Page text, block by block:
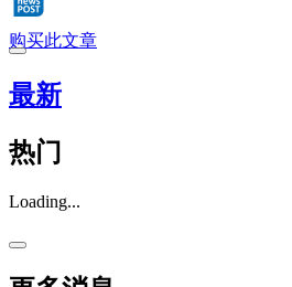
购买此文章
最新
热门
Loading...